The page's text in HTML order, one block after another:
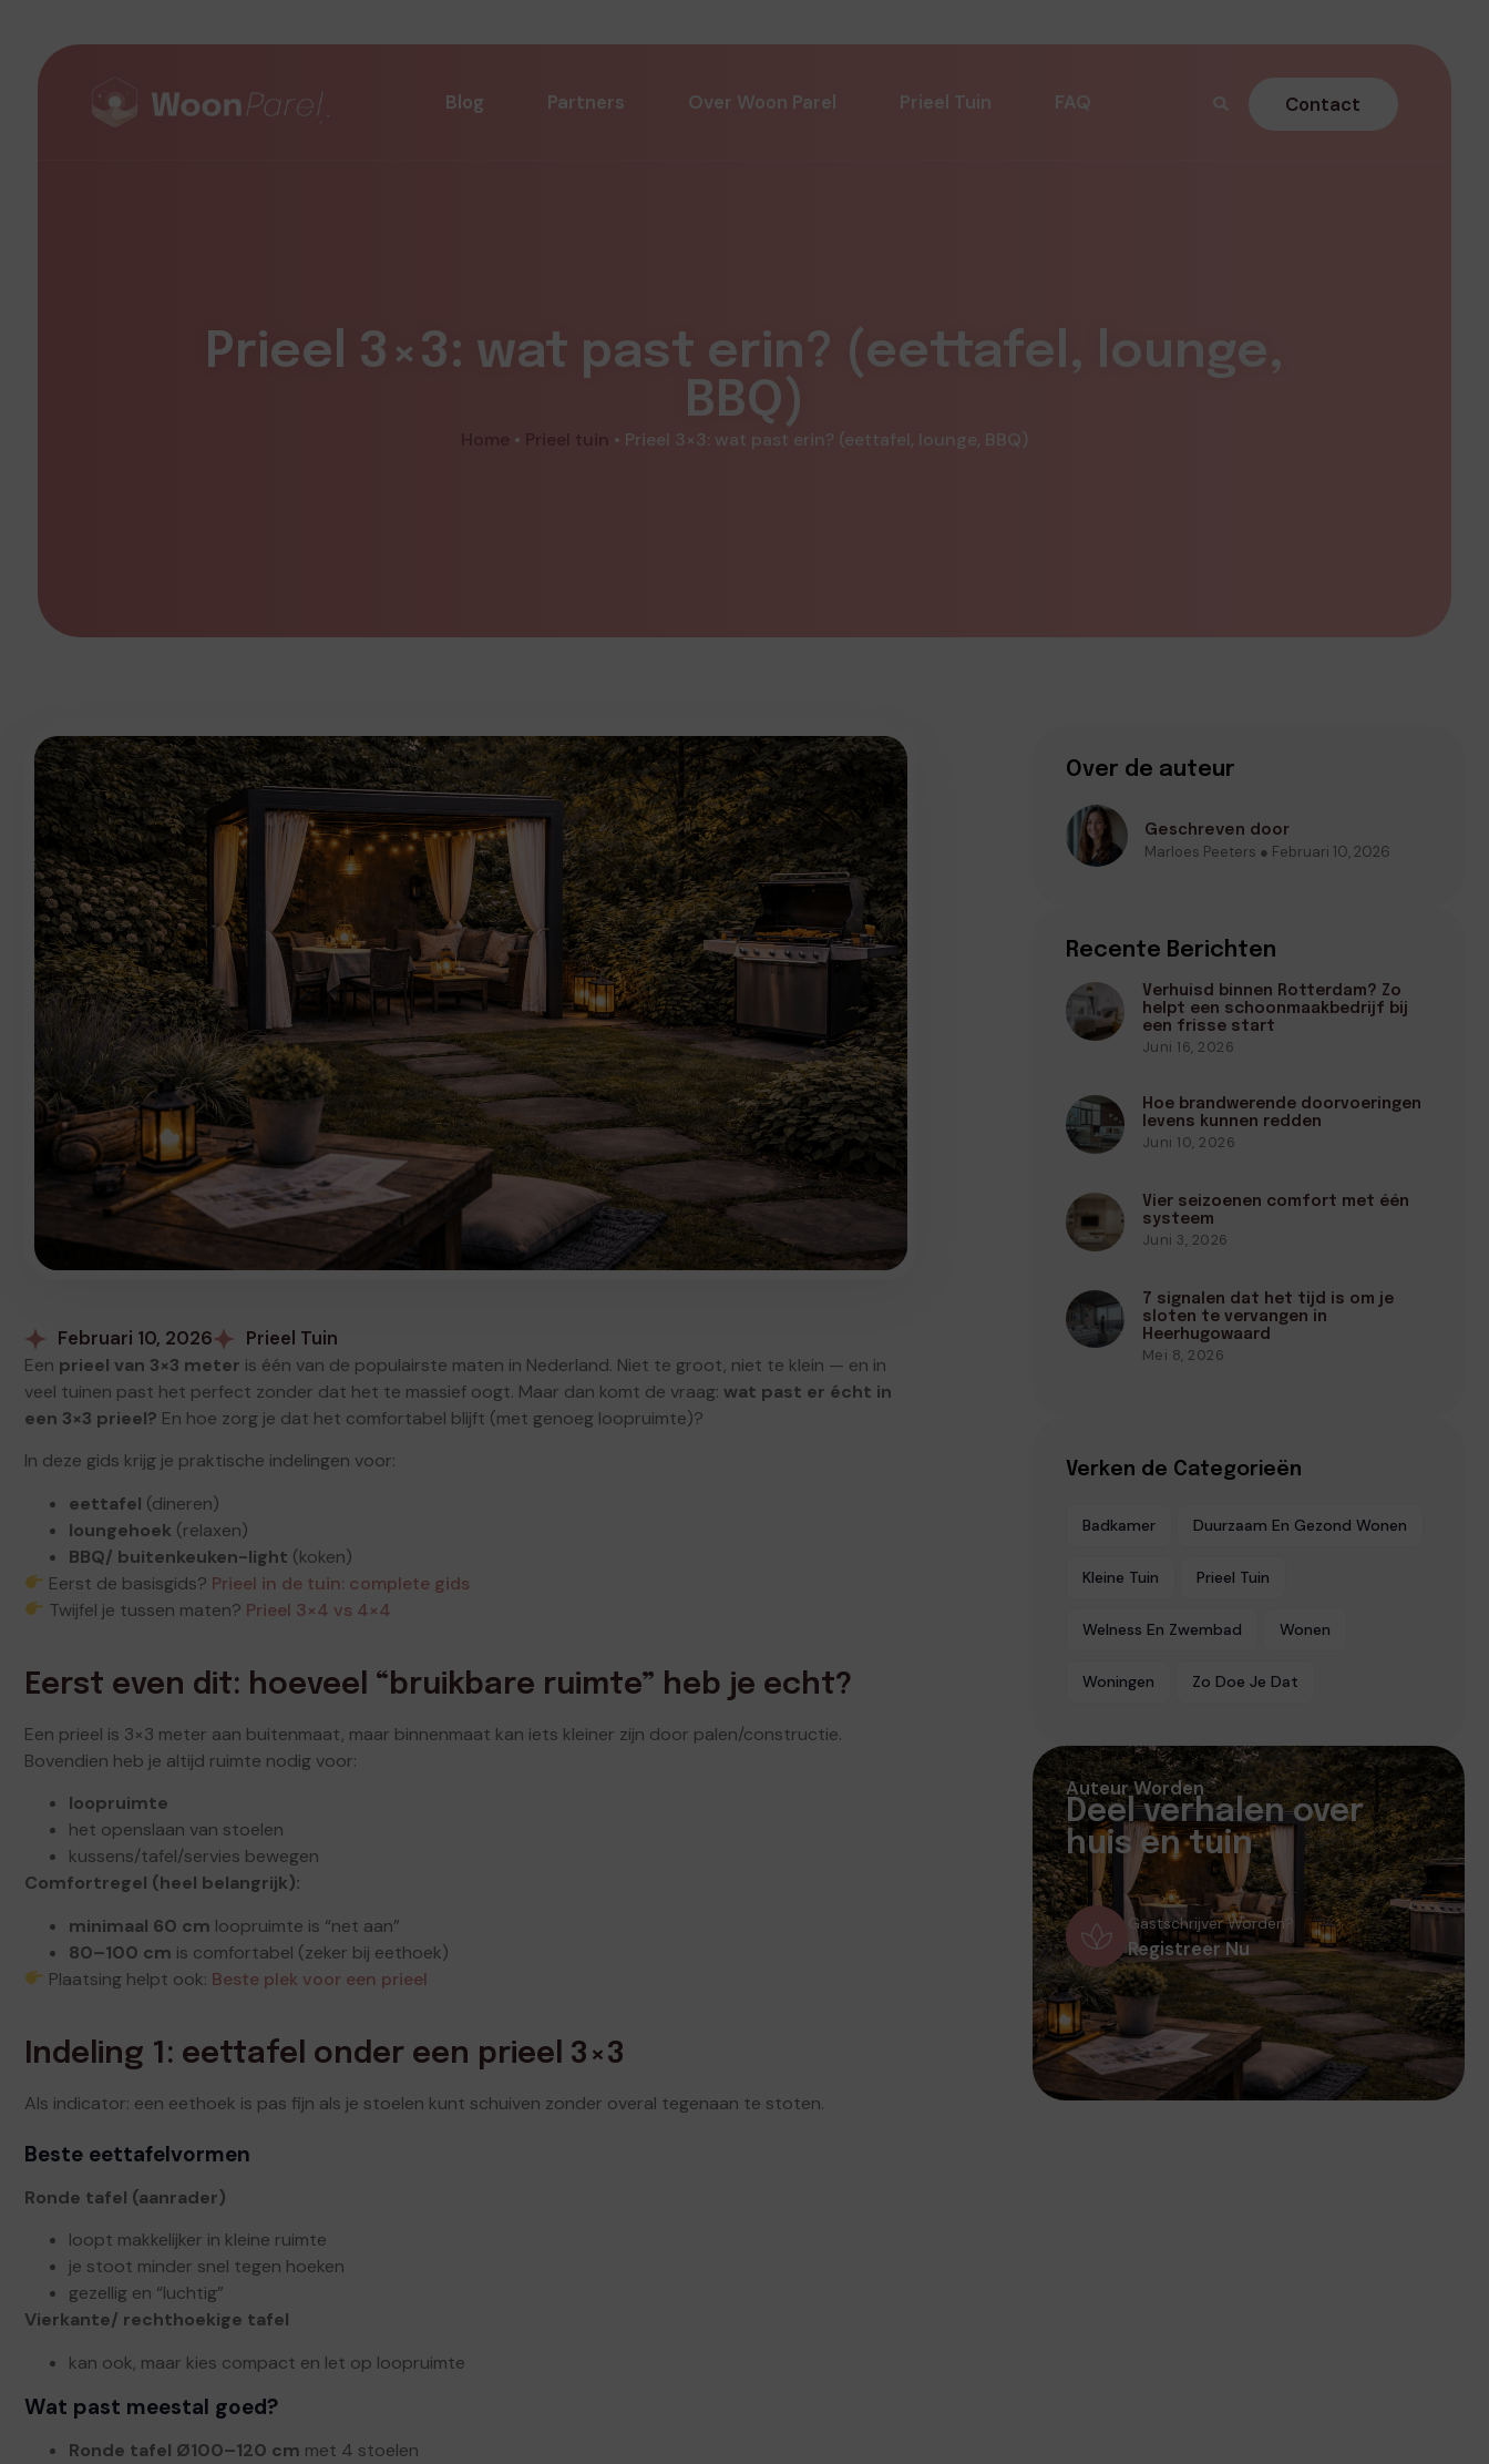
Blog Partners Over Woon Parel Prieel Tuin FAQ Contact
Prieel 3×3: wat past erin? (eettafel, lounge,
BBQ)
Home • Prieel tuin • Prieel 3×3: wat past erin? (eettafel, lounge, BBQ)
Februari 10, 2026 Prieel Tuin
Een prieel van 3×3 meter is één van de populairste maten in Nederland. Niet te groot, niet te klein — en in
veel tuinen past het perfect zonder dat het te massief oogt. Maar dan komt de vraag: wat past er écht in
een 3×3 prieel? En hoe zorg je dat het comfortabel blijft (met genoeg loopruimte)?
In deze gids krijg je praktische indelingen voor:
eettafel (dineren)
loungehoek (relaxen)
BBQ/ buitenkeuken-light (koken)
Eerst de basisgids? Prieel in de tuin: complete gids
Twijfel je tussen maten? Prieel 3×4 vs 4×4
Eerst even dit: hoeveel “bruikbare ruimte” heb je echt?
Een prieel is 3×3 meter aan buitenmaat, maar binnenmaat kan iets kleiner zijn door palen/constructie.
Bovendien heb je altijd ruimte nodig voor:
loopruimte
het openslaan van stoelen
kussens/tafel/servies bewegen
Comfortregel (heel belangrijk):
minimaal 60 cm loopruimte is “net aan”
80–100 cm is comfortabel (zeker bij eethoek)
Plaatsing helpt ook: Beste plek voor een prieel
Indeling 1: eettafel onder een prieel 3×3
Als indicator: een eethoek is pas fijn als je stoelen kunt schuiven zonder overal tegenaan te stoten.
Beste eettafelvormen
Ronde tafel (aanrader)
loopt makkelijker in kleine ruimte
je stoot minder snel tegen hoeken
gezellig en “luchtig”
Vierkante/ rechthoekige tafel
kan ook, maar kies compact en let op loopruimte
Wat past meestal goed?
Ronde tafel Ø100–120 cm met 4 stoelen
Over de auteur
Geschreven door
Marloes Peeters ● Februari 10, 2026
Recente Berichten
Verhuisd binnen Rotterdam? Zo
helpt een schoonmaakbedrijf bij
een frisse start
Juni 16, 2026
Hoe brandwerende doorvoeringen
levens kunnen redden
Juni 10, 2026
Vier seizoenen comfort met één
systeem
Juni 3, 2026
7 signalen dat het tijd is om je
sloten te vervangen in
Heerhugowaard
Mei 8, 2026
Verken de Categorieën
Badkamer Duurzaam En Gezond Wonen
Kleine Tuin Prieel Tuin
Welness En Zwembad Wonen
Woningen Zo Doe Je Dat
Auteur Worden
Deel verhalen over
huis en tuin
Gastschrijver Worden?
Registreer Nu